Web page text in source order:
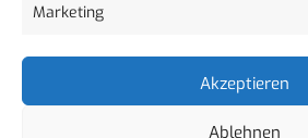
Marketing
Akzeptieren
Ablehnen
Inhalte waren zum Zeitpunkt der
Anhaltspunkte einer
Bei Bekanntwerden von